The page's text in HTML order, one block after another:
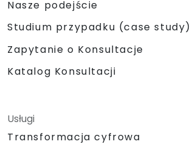
Nasze podejście
Studium przypadku (case study)
Zapytanie o Konsultacje
Katalog Konsultacji
Usługi
Transformacja cyfrowa